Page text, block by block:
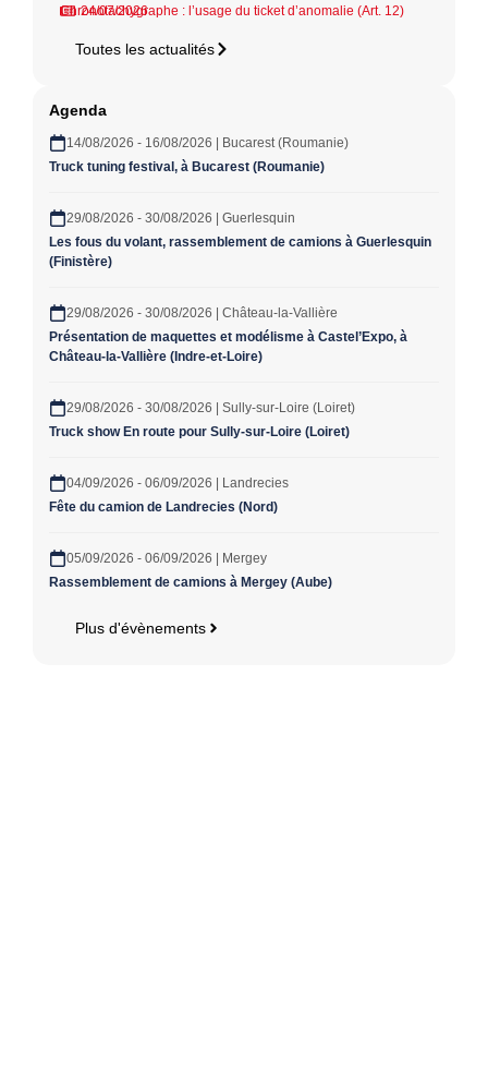
24/07/2026
Chronotachygraphe : l’usage du ticket d’anomalie (Art. 12)
Toutes les actualités
Agenda
14/08/2026 - 16/08/2026 | Bucarest (Roumanie)
Truck tuning festival, à Bucarest (Roumanie)
29/08/2026 - 30/08/2026 | Guerlesquin
Les fous du volant, rassemblement de camions à Guerlesquin
(Finistère)
29/08/2026 - 30/08/2026 | Château-la-Vallière
Présentation de maquettes et modélisme à Castel’Expo, à
Château-la-Vallière (Indre-et-Loire)
29/08/2026 - 30/08/2026 | Sully-sur-Loire (Loiret)
Truck show En route pour Sully-sur-Loire (Loiret)
04/09/2026 - 06/09/2026 | Landrecies
Fête du camion de Landrecies (Nord)
05/09/2026 - 06/09/2026 | Mergey
Rassemblement de camions à Mergey (Aube)
Plus d'évènements